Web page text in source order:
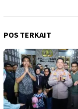
POS TERKAIT